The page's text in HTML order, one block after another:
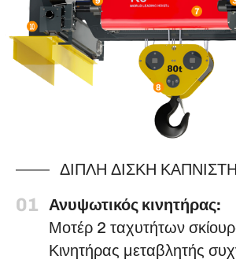
ΔΙΠΛΗ ΔΙΣΚΗ ΚΑΠΝΙΣΤΗ
01 Ανυψωτικός κινητήρας:
Μοτέρ 2 ταχυτήτων
Κινητήρας μεταβλητής